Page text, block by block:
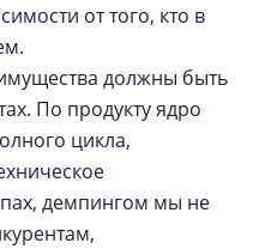
от того, кто в
должны быть
По продукту ядро
цикла,
демпингом мы не